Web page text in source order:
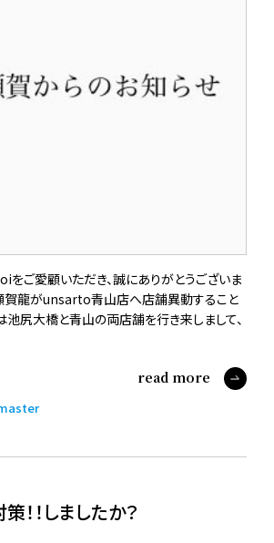
ご愛顧いただき、誠にありがとうございま
賀龍がunsarto青山店へ店舗異動すること
池尻大橋と青山の両店舗を行き来しまして、
read more
！！しましたか？